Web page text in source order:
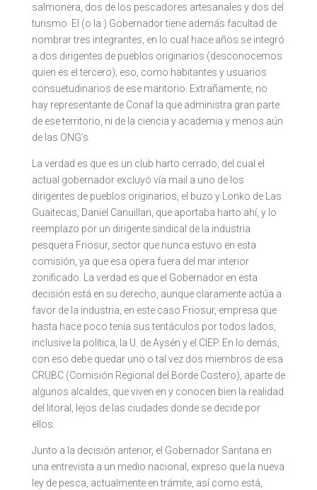
salmonera, dos de los pescadores artesanales y dos del
turismo. El (o la ) Gobernador tiene además facultad de
nombrar tres integrantes, en lo cual hace años se integró
a dos dirigentes de pueblos originarios (desconocemos
quien es el tercero); eso, como habitantes y usuarios
consuetudinarios de ese maritorio. Extrañamente, no
hay representante de Conaf la que administra gran parte
de ese territorio, ni de la ciencia y academia y menos aún
de las ONG’s.
La verdad es que es un club harto cerrado, del cual el
actual gobernador excluyó vía mail a uno de los
dirigentes de pueblos originarios, el buzo y Lonko de Las
Guaitecas, Daniel Canuillan, que aportaba harto ahí, y lo
reemplazo por un dirigente sindical de la industria
pesquera Friosur, sector que nunca estuvo en esta
comisión, ya que esa opera fuera del mar interior
zonificado. La verdad es que el Gobernador en esta
decisión está en su derecho, aunque claramente actúa a
favor de la industria, en este caso Friosur, empresa que
hasta hace poco tenía sus tentáculos por todos lados,
inclusive la política, la U. de Aysén y el CIEP. En lo demás,
con eso debe quedar uno o tal vez dos miembros de esa
CRUBC (Comisión Regional del Borde Costero), aparte de
algunos alcaldes, que viven en y conocen bien la realidad
del litoral, lejos de las ciudades donde se decide por
ellos.
Junto a la decisión anterior, el Gobernador Santana en
una entrevista a un medio nacional, expreso que la nueva
ley de pesca, actualmente en trámite, así como está,